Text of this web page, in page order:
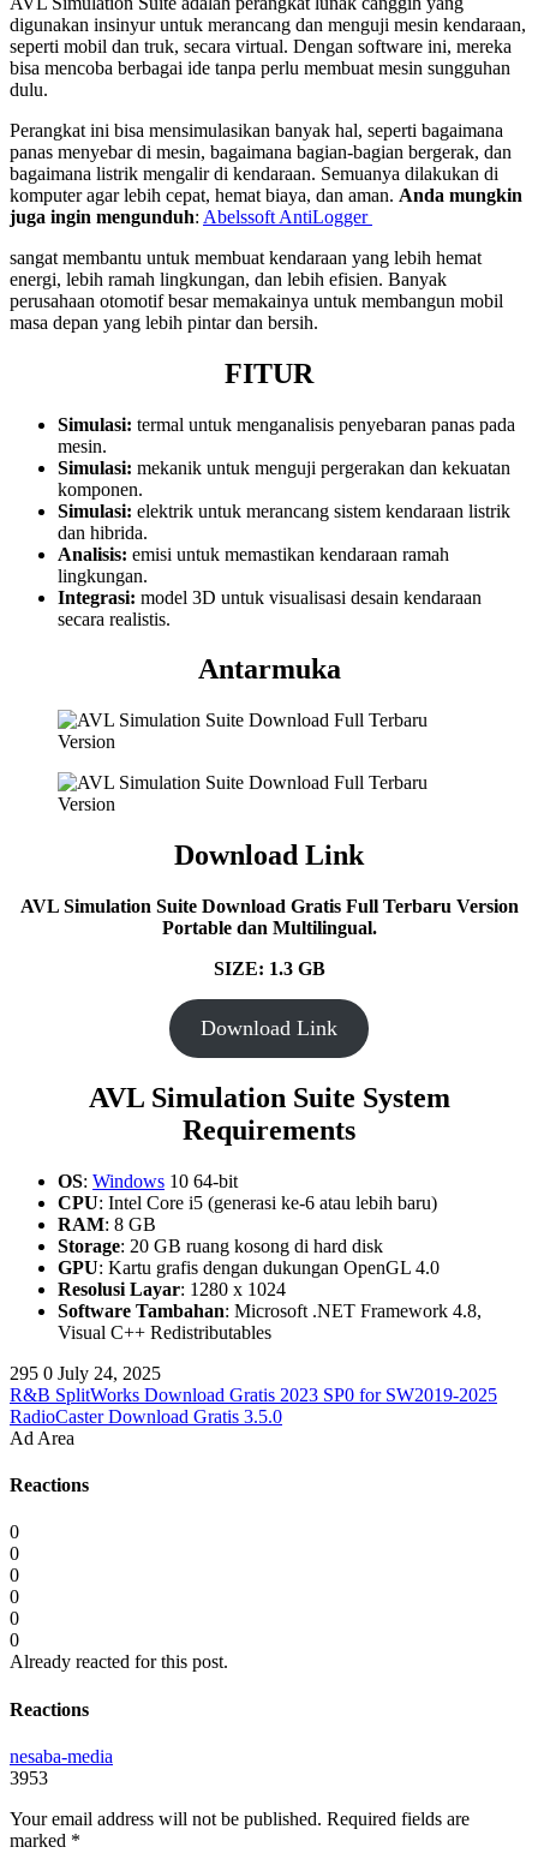
digunakan insinyur untuk merancang dan menguji mesin kendaraan,
seperti mobil dan truk, secara virtual. Dengan software ini, mereka
bisa mencoba berbagai ide tanpa perlu membuat mesin sungguhan
dulu.
Perangkat ini bisa mensimulasikan banyak hal, seperti bagaimana
panas menyebar di mesin, bagaimana bagian-bagian bergerak, dan
bagaimana listrik mengalir di kendaraan. Semuanya dilakukan di
komputer agar lebih cepat, hemat biaya, dan aman. Anda mungkin
juga ingin mengunduh: Abelssoft AntiLogger
sangat membantu untuk membuat kendaraan yang lebih hemat
energi, lebih ramah lingkungan, dan lebih efisien. Banyak
perusahaan otomotif besar memakainya untuk membangun mobil
masa depan yang lebih pintar dan bersih.
FITUR
Simulasi: termal untuk menganalisis penyebaran panas pada
mesin.
Simulasi: mekanik untuk menguji pergerakan dan kekuatan
komponen.
Simulasi: elektrik untuk merancang sistem kendaraan listrik
dan hibrida.
Analisis: emisi untuk memastikan kendaraan ramah
lingkungan.
Integrasi: model 3D untuk visualisasi desain kendaraan
secara realistis.
Antarmuka
Download Link
AVL Simulation Suite Download Gratis Full Terbaru Version
Portable dan Multilingual.
SIZE: 1.3 GB
Download Link
AVL Simulation Suite System
Requirements
OS: Windows 10 64-bit
CPU: Intel Core i5 (generasi ke-6 atau lebih baru)
RAM: 8 GB
Storage: 20 GB ruang kosong di hard disk
GPU: Kartu grafis dengan dukungan OpenGL 4.0
Resolusi Layar: 1280 x 1024
Software Tambahan: Microsoft .NET Framework 4.8,
Visual C++ Redistributables
295 0 July 24, 2025
R&B SplitWorks Download Gratis 2023 SP0 for SW2019-2025
RadioCaster Download Gratis 3.5.0
Ad Area
Reactions
0
0
0
0
0
0
Already reacted for this post.
Reactions
nesaba-media
3953
Your email address will not be published. Required fields are
marked *